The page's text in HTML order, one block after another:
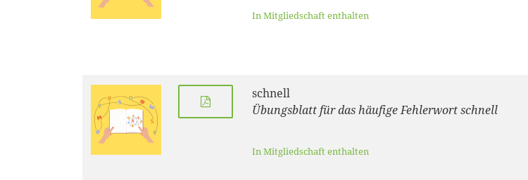
In Mitgliedschaft enthalten
schnell
Übungsblatt für das häufige Fehlerwort schnell
In Mitgliedschaft enthalten